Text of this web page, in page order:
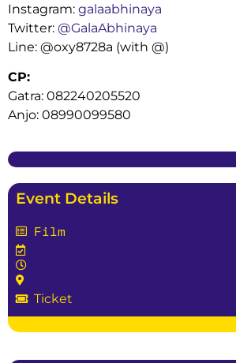
Instagram: galaabhinaya
Twitter: @GalaAbhinaya
Line: @oxy8728a (with @)
CP:
Gatra: 082240205520
Anjo: 08990099580
Event Details
Film
Ticket